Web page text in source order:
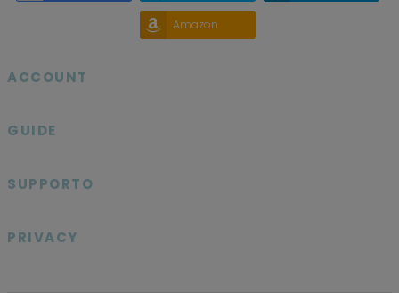
Amazon
ACCOUNT
GUIDE
SUPPORTO
PRIVACY